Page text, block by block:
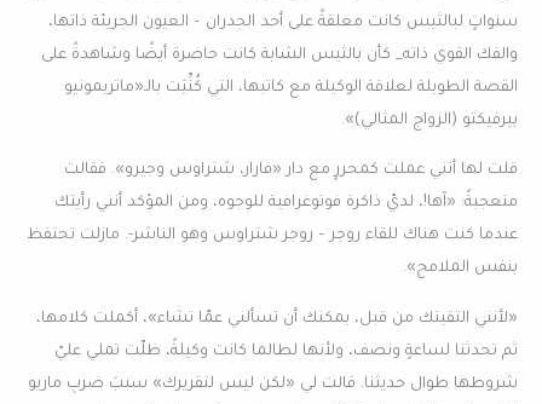
سنواتٍ لبالثيس كانت معلقةً على أحد الجدران – العيون الجريئة ذاتها،
والفك القوي ذاته_ كأن بالثيس الشابة كانت حاضرة أيضًا وشاهدةً على
القصة الطويلة لعلاقة الوكيلة مع كاتبها، التي كُنِّيَت بالـ«ماتريمونيو
بيرفيكتو (الزواج المثالي)».
قلت لها أنني عملت كمحررٍ مع دار «فارار، شتراوس وجيرو». فقالت
متعجبةً: «آها!، لديّ ذاكرة فوتوغرافية للوجوه، ومن المؤكد أنني رأيتك
عندما كنت هناك للقاء روجر – روجر شتراوس وهو الناشر-. مازلت تحتفظ
بنفس الملامح».
«لأنني التقيتك من قبل، يمكنك أن تسألني عمّا تشاء»، أكملت كلامها،
ثم تحدثنا لساعةٍ ونصف، ولأنها لطالما كانت وكيلةً، ظلّت تملي عليّ
شروطها طوال حديثنا. قالت لي «لكن ليس لتقريرك» سببَ ضربِ ماريو